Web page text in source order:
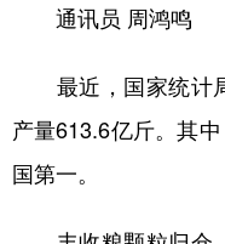
食品
城市 旅游
彩票
通讯员 周鸿鸣
最近，国家统计
产量613.6亿斤。其
国第一。